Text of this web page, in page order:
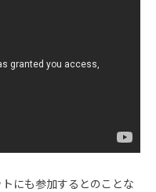
にも参加するとのことな